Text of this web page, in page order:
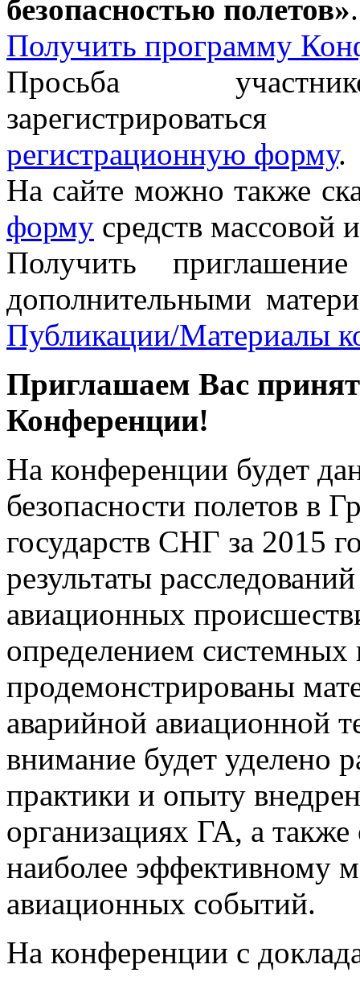
безопасностью полетов».
Получить программу
Просьба
регистрационную форму.
На сайте можно также
форму средств массовой
Получить
дополнительными
Публикации/Материалы
Приглашаем Вас
Конференции!
На конференции будет
безопасности полетов в
государств СНГ за 2015
результаты
авиационных
определением
продемонстрированы
аварийной авиационной
внимание будет уделено
практики и опыту
организациях ГА, а также
наиболее эффективному
авиационных событий.
На конференции с